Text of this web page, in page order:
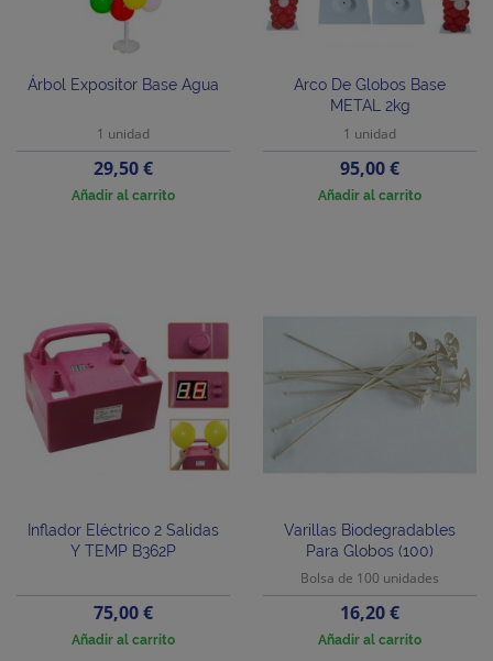
Árbol Expositor Base Agua
1 unidad
Precio
29,50 €
Añadir al carrito
Arco De Globos Base
METAL 2kg
1 unidad
Precio
95,00 €
Añadir al carrito
Inflador Eléctrico 2 Salidas
Y TEMP B362P
Precio
75,00 €
Añadir al carrito
Varillas Biodegradables
Para Globos (100)
Bolsa de 100 unidades
Precio
16,20 €
Añadir al carrito